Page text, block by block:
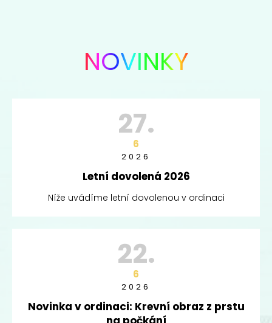
NOVINKY
27.
6
2026
Letní dovolená 2026
Níže uvádíme letní dovolenou v ordinaci
22.
6
2026
Novinka v ordinaci: Krevní obraz z prstu